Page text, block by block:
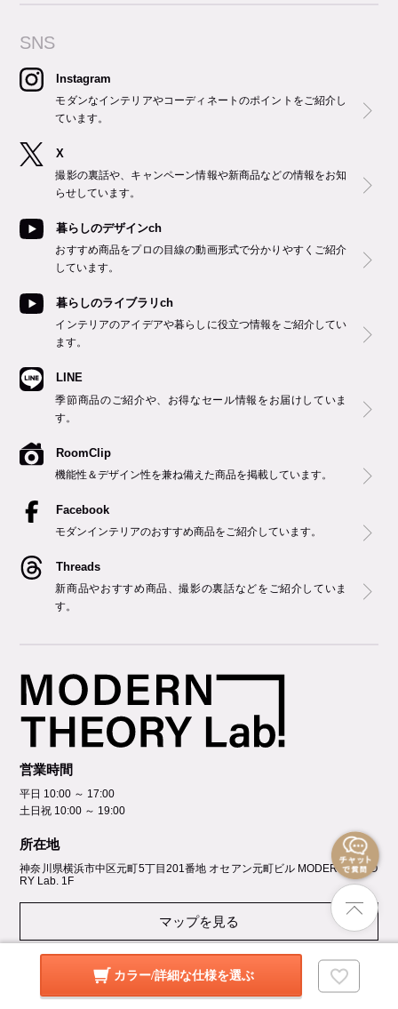
カラー/詳細な仕様を選ぶ
SNS
Instagram
モダンなインテリアやコーディネートのポイントをご紹介し
ています。
X
撮影の裏話や、キャンペーン情報や新商品などの情報をお知
らせしています。
暮らしのデザインch
おすすめ商品をプロの目線の動画形式で分かりやすくご紹介
しています。
暮らしのライブラリch
インテリアのアイデアや暮らしに役立つ情報をご紹介してい
ます。
LINE
季節商品のご紹介や、お得なセール情報をお届けしていま
す。
RoomClip
機能性＆デザイン性を兼ね備えた商品を掲載しています。
Facebook
モダンインテリアのおすすめ商品をご紹介しています。
Threads
新商品やおすすめ商品、撮影の裏話などをご紹介していま
す。
営業時間
平日 10:00 ～ 17:00
土日祝 10:00 ～ 19:00
所在地
神奈川県横浜市中区元町5丁⽬201番地 オセアン元町ビル MODERN THEO
RY Lab. 1F
マップを見る
店舗詳細を見る